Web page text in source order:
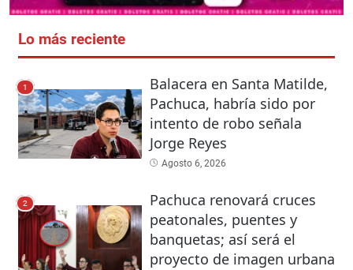
Lo más reciente
1
Balacera en Santa Matilde,
Pachuca, habría sido por
intento de robo señala
Jorge Reyes
Agosto 6, 2026
2
Pachuca renovará cruces
peatonales, puentes y
banquetas; así será el
proyecto de imagen urbana